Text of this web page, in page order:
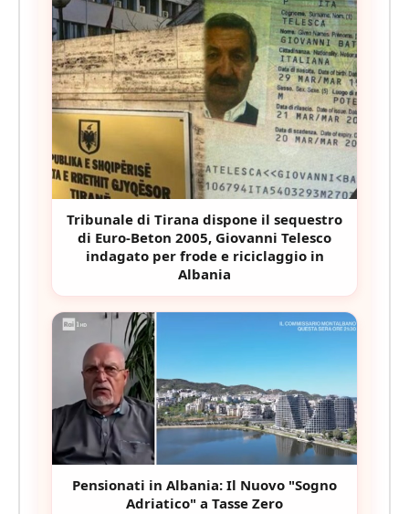
Tribunale di Tirana dispone il sequestro
di Euro-Beton 2005, Giovanni Telesco
indagato per frode e riciclaggio in
Albania
Pensionati in Albania: Il Nuovo "Sogno
Adriatico" a Tasse Zero